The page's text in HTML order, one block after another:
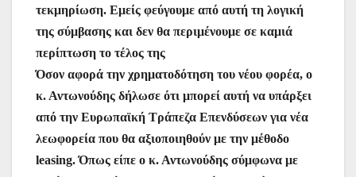
τεκμηρίωση. Εμείς φεύγουμε από αυτή τη λογική
της σύμβασης και δεν θα περιμένουμε σε καμιά
περίπτωση το τέλος της
Όσον αφορά την χρηματοδότηση του νέου φορέα, ο
κ. Αντωνούδης δήλωσε ότι μπορεί αυτή να υπάρξει
από την Ευρωπαϊκή Τράπεζα Επενδύσεων για νέα
λεωφορεία που θα αξιοποιηθούν με την μέθοδο
leasing. Όπως είπε ο κ. Αντωνούδης σύμφωνα με